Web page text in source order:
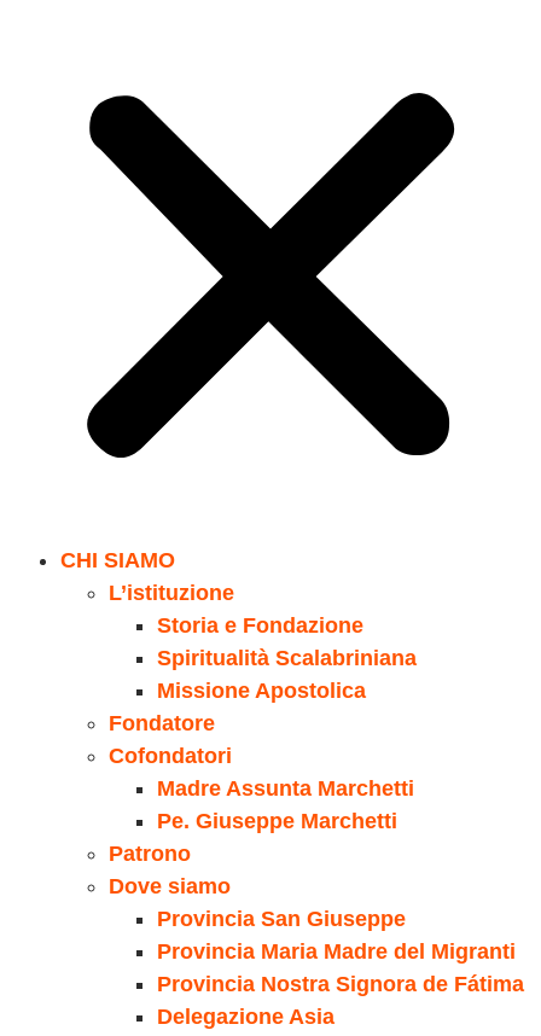
CHI SIAMO
L’istituzione
Storia e Fondazione
Spiritualità Scalabriniana
Missione Apostolica
Fondatore
Cofondatori
Madre Assunta Marchetti
Pe. Giuseppe Marchetti
Patrono
Dove siamo
Provincia San Giuseppe
Provincia Maria Madre del Migranti
Provincia Nostra Signora de Fátima
Delegazione Asia